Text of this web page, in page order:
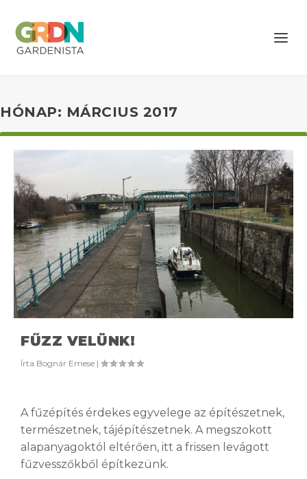
HÓNAP: MÁRCIUS 2017
FŰZZ VELÜNK!
Írta Bognár Emese |
A fűzépítés érdekes egyvelege az építészetnek,
természetnek, tájépítészetnek. A megszokott
alapanyagoktól eltérően, itt a frissen levágott
fűzvesszőkből építkezünk.